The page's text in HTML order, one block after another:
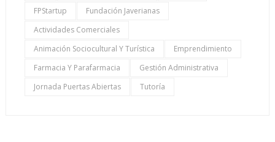
FPStartup
Fundación Javerianas
Actividades Comerciales
Animación Sociocultural Y Turística
Emprendimiento
Farmacia Y Parafarmacia
Gestión Administrativa
Jornada Puertas Abiertas
Tutoría